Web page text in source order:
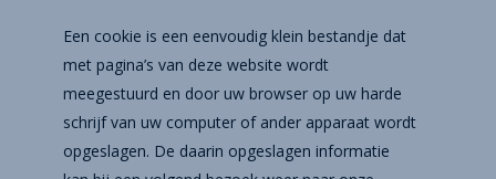
Een cookie is een eenvoudig klein bestandje dat
met pagina’s van deze website wordt
meegestuurd en door uw browser op uw harde
schrijf van uw computer of ander apparaat wordt
opgeslagen. De daarin opgeslagen informatie